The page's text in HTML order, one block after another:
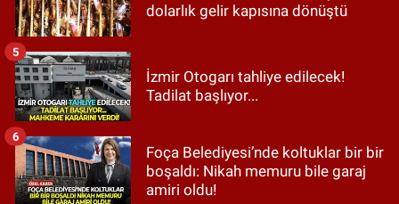
dolarlık gelir kapısına dönüştü
İzmir Otogarı tahliye edilecek!
Tadilat başlıyor...
5
Foça Belediyesi’nde koltuklar bir bir
boşaldı: Nikah memuru bile garaj
amiri oldu!
6